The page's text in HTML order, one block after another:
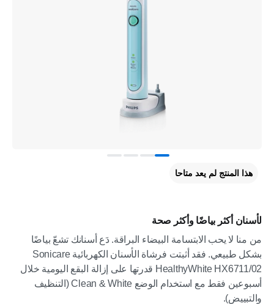
لأسنان أكثر بياضًا وأكثر صحة
من منا لا يحب الابتسامة البيضاء البراقة. دَع أسنانك تشعّ بياضًا
بشكل طبيعي. فقد أثبتت فرشاة الأسنان الكهربائية Sonicare
HealthyWhite HX6711/02 قدرتها على إزالة البقع اليومية خلال
أسبوعين فقط مع استخدام الوضع Clean & White (التنظيف
والتبييض).
هذا المنتج لم يعد متاحا